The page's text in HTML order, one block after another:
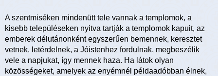
A szentmiséken mindenütt tele vannak a templomok, a
kisebb településeken nyitva tartják a templomok kapuit, az
emberek délutánonként egyszerűen bemennek, keresztet
vetnek, letérdelnek, a Jóistenhez fordulnak, megbeszélik
vele a napjukat, így mennek haza. Ha látok olyan
közösségeket, amelyek az enyémnél példaadóbban élnek,